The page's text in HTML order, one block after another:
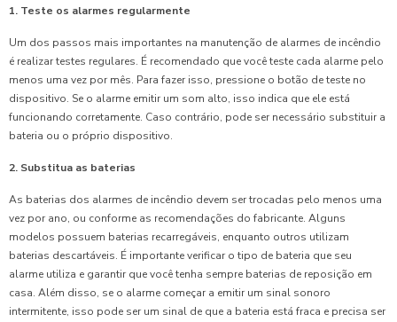
1. Teste os alarmes regularmente
Um dos passos mais importantes na manutenção de alarmes de incêndio
é realizar testes regulares. É recomendado que você teste cada alarme pelo
menos uma vez por mês. Para fazer isso, pressione o botão de teste no
dispositivo. Se o alarme emitir um som alto, isso indica que ele está
funcionando corretamente. Caso contrário, pode ser necessário substituir a
bateria ou o próprio dispositivo.
2. Substitua as baterias
As baterias dos alarmes de incêndio devem ser trocadas pelo menos uma
vez por ano, ou conforme as recomendações do fabricante. Alguns
modelos possuem baterias recarregáveis, enquanto outros utilizam
baterias descartáveis. É importante verificar o tipo de bateria que seu
alarme utiliza e garantir que você tenha sempre baterias de reposição em
casa. Além disso, se o alarme começar a emitir um sinal sonoro
intermitente, isso pode ser um sinal de que a bateria está fraca e precisa ser